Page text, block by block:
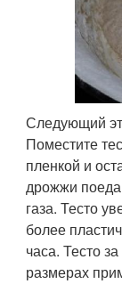
Следующий
Поместите
пленкой и
дрожжи
газа. Тесто
более
часа. Тесто
размерах